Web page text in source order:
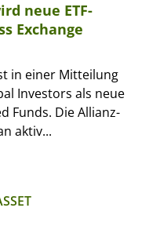
neue ETF-
Exchange
in einer Mitteilung
Investors als neue
Funds. Die Allianz-
aktiv...